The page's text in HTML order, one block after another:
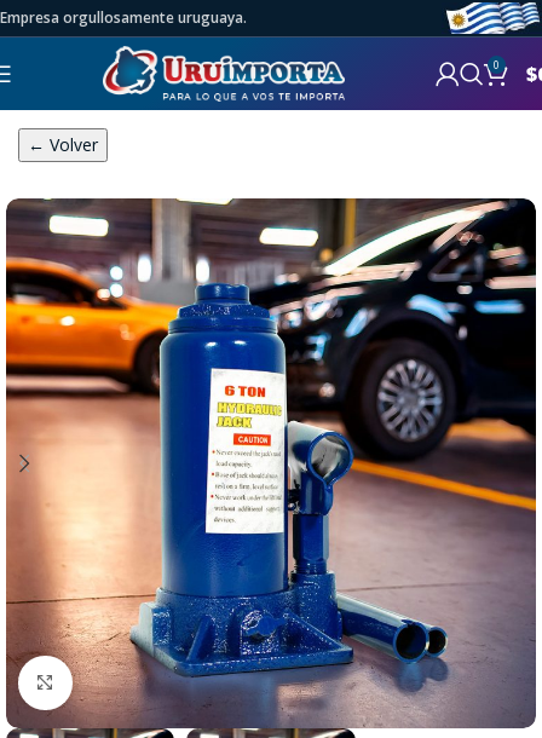
Empresa orgullosamente uruguaya.
0 $
← Volver
Click to enlarge